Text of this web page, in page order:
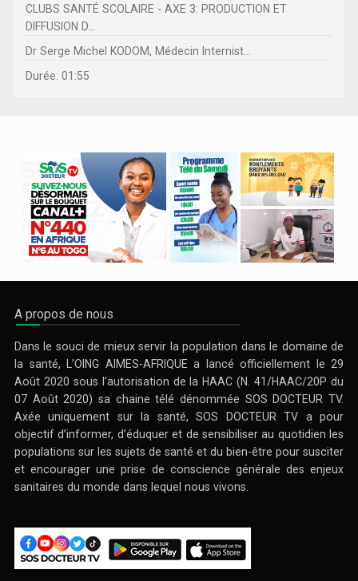
CLUBS SANTÉ SCOLAIRE - AXE 3: PRODUCTION ET
DIFFUSION D...
Dr Serge Michel KODOM, Médecin Internist...
Durée: 01:55
A propos de nous
Dans le souci de mieux servir la population dans le domaine de
la santé, L’OING AIMES-AFRIQUE a lancé officiellement le 29
Août 2020 sous l’autorisation de la HAAC (N. 41/HAAC/20P du
07 Août 2020) sa chaine télé dénommée SOS DOCTEUR TV.
Axée uniquement sur la santé, SOS DOCTEUR TV a pour
objectif d’informer, d’éduquer et de sensibiliser au quotidien les
populations sur les sujets de santé et du bien-être pour susciter
et encourager une prise de conscience générale des enjeux
sanitaires du monde dans lequel nous vivons.